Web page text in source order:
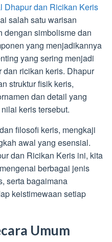
Dhapur dan Ricikan Keris
salah satu warisan
dengan simbolisme dan
yang menjadikannya
yang sering menjadi
ricikan keris. Dhapur
struktur fisik keris,
dan detail yang
keris tersebut.
filosofi keris, mengkaji
awal yang esensial.
dan Ricikan Keris ini, kita
berbagai jenis
serta bagaimana
keistimewaan setiap
Umum